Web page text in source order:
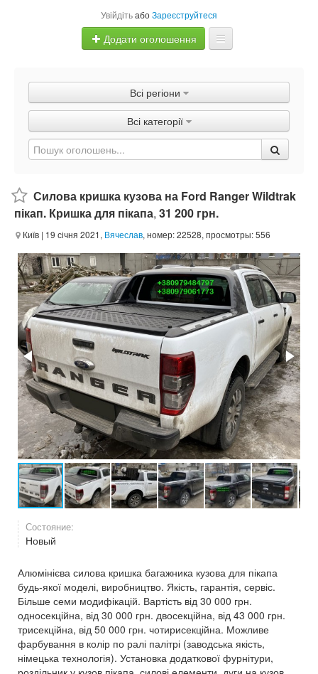
УвійдітьабоЗареєструйтеся
Додати оголошення
Оголошення
Швидка продаж
Всі регіони
Всі категорії
Силова кришка кузова на Ford Ranger Wildtrak
пікап. Кришка для пікапа, 31 200 грн.
Київ | 19 січня 2021, Вячеслав, номер: 22528, просмотры: 556
Состояние:
Новый
Алюмінієва силова кришка багажника кузова для пікапа
будь-якої моделі, виробництво. Якість, гарантія, сервіс.
Більше семи модифікацій. Вартість від 30 000 грн.
односекційна, від 30 000 грн. двосекційна, від 43 000 грн.
трисекційна, від 50 000 грн. чотирисекційна. Можливе
фарбування в колір по ралі палітрі (заводська якість,
німецька технологія). Установка додаткової фурнітури,